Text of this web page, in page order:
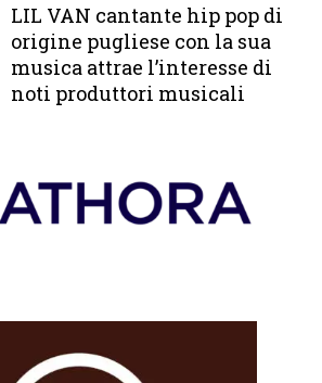
LIL VAN cantante hip pop di
origine pugliese con la sua
musica attrae l’interesse di
noti produttori musicali